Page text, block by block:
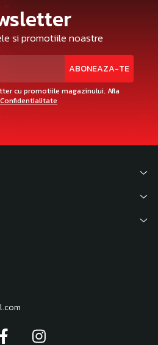
si promotiile noastre
cu promotiile magazinului. Afla